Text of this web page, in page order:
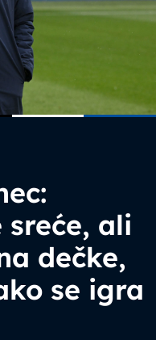
sreće, ali
dečke,
se igra